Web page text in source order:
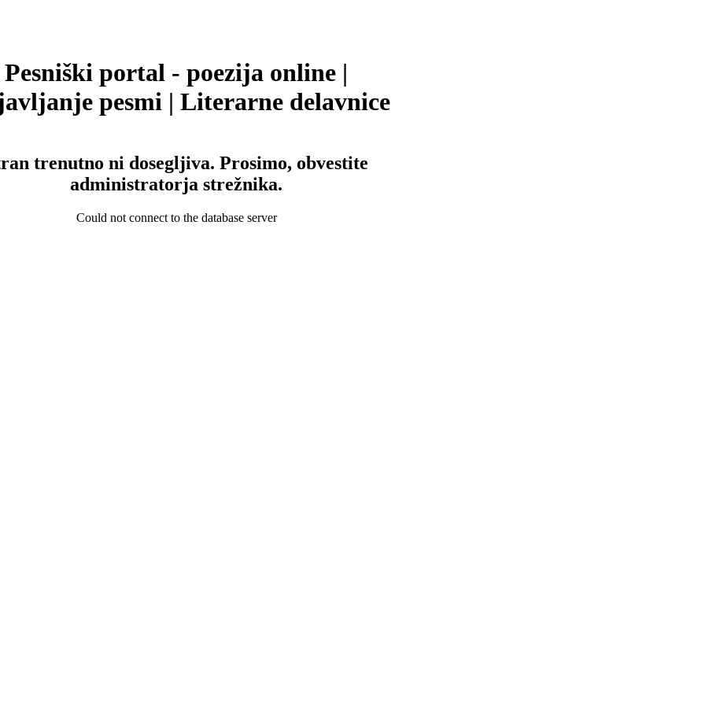
Pesniški portal - poezija online |
pesmi | Literarne delavnice
trenutno ni dosegljiva. Prosimo, obvestite
administratorja strežnika.
Could not connect to the database server